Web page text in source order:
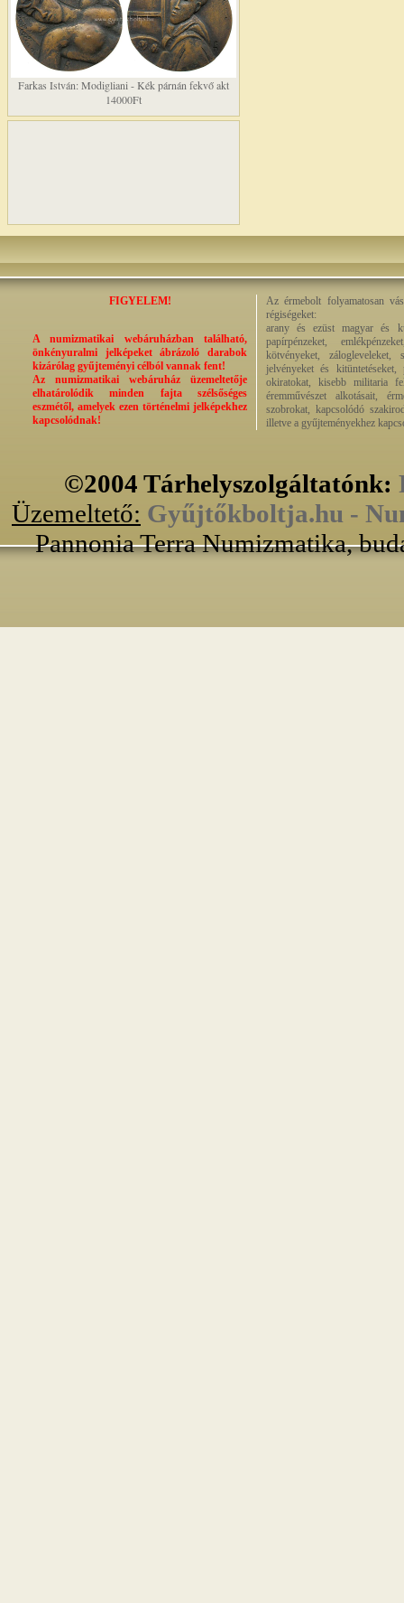
Farkas István: Modigliani - Kék párnán fekvő akt
14000Ft
FIGYELEM!
A numizmatikai webáruházban található,
önkényuralmi jelképeket ábrázoló darabok
kizárólag gyűjteményi célból vannak fent!
Az numizmatikai webáruház üzemeltetője
elhatárolódik minden fajta szélsőséges
eszmétől, amelyek ezen történelmi jelképekhez
kapcsolódnak!
Az érmebolt folyamatosan
régiségeket:
arany és ezüst magyar és
papírpénzeket,
kötvényeket,
jelvényeket és kitüntetéseket,
okiratokat, kisebb militaria
éremművészet alkotásait,
szobrokat, kapcsolódó
illetve a gyűjteményekhez
©2004 Tárhelyszolgáltatónk:
Üzemeltető: Gyűjtőkboltja.hu -
Pannonia Terra Numizmatika,